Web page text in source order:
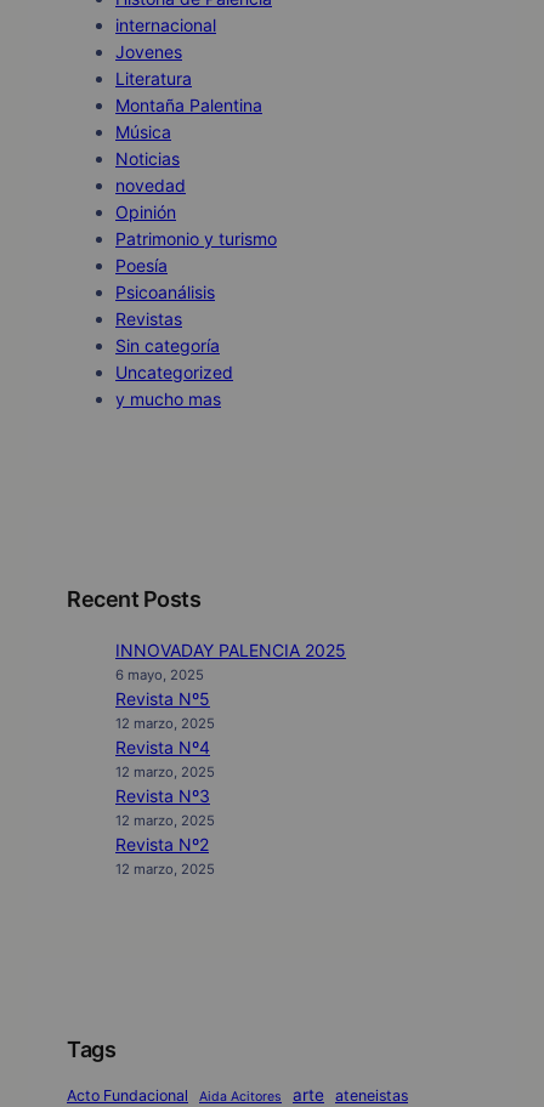
internacional
Jovenes
Literatura
Montaña Palentina
Música
Noticias
novedad
Opinión
Patrimonio y turismo
Poesía
Psicoanálisis
Revistas
Sin categoría
Uncategorized
y mucho mas
Recent Posts
INNOVADAY PALENCIA 2025
6 mayo, 2025
Revista Nº5
12 marzo, 2025
Revista Nº4
12 marzo, 2025
Revista Nº3
12 marzo, 2025
Revista Nº2
12 marzo, 2025
Tags
Acto Fundacional Aida Acitores arte ateneistas